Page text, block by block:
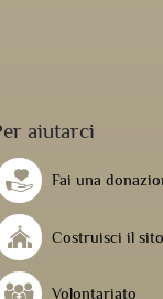
aiutarci
Fai una
Costruisci il
Volontariato